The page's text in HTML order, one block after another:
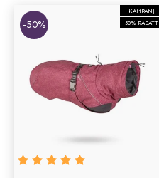
KAMPANJ
50% RABATT
-50%